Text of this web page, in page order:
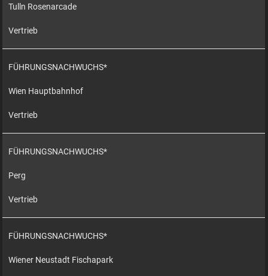
Tulln Rosenarcade
Vertrieb
FÜHRUNGSNACHWUCHS*
Wien Hauptbahnhof
Vertrieb
FÜHRUNGSNACHWUCHS*
Perg
Vertrieb
FÜHRUNGSNACHWUCHS*
Wiener Neustadt Fischapark